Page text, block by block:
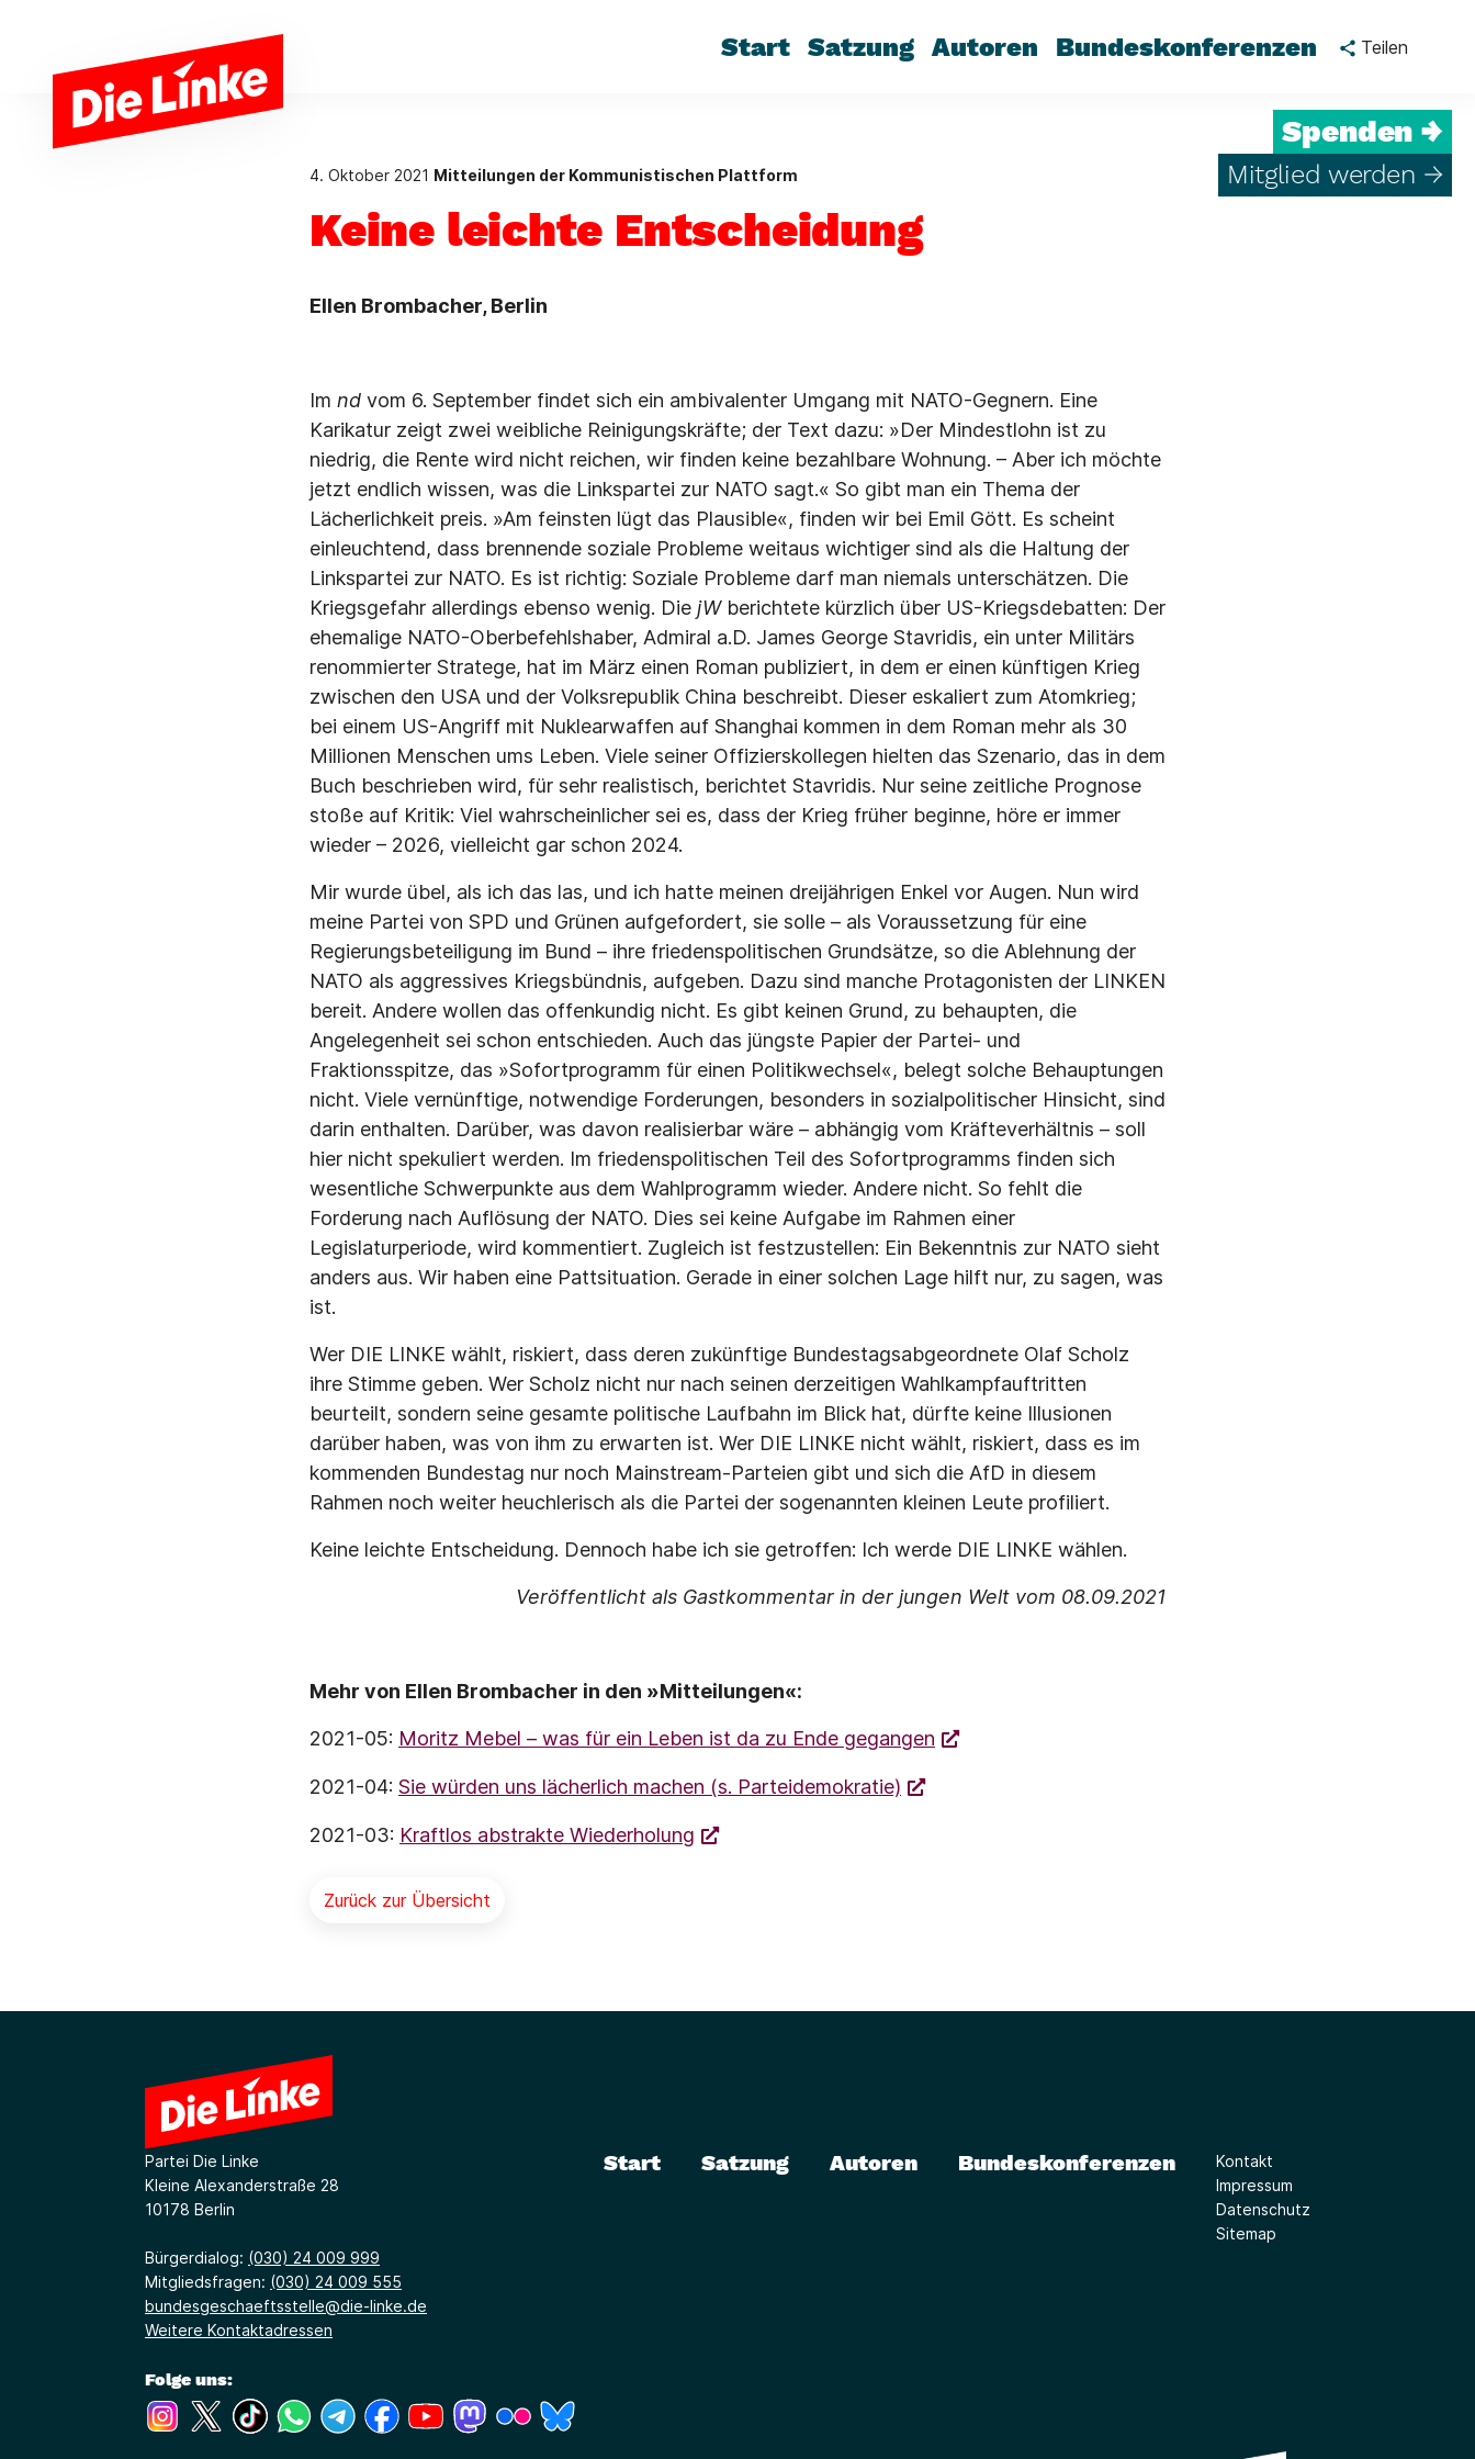
Start Satzung Autoren Bundeskonferenzen Teilen
Spenden →
Mitglied werden →
4. Oktober 2021 Mitteilungen der Kommunistischen Plattform
Keine leichte Entscheidung
Ellen Brombacher, Berlin
Im nd vom 6. September findet sich ein ambivalenter Umgang mit NATO-Gegnern. Eine
Karikatur zeigt zwei weibliche Reinigungskräfte; der Text dazu: »Der Mindestlohn ist zu
niedrig, die Rente wird nicht reichen, wir finden keine bezahlbare Wohnung. – Aber ich möchte
jetzt endlich wissen, was die Linkspartei zur NATO sagt.« So gibt man ein Thema der
Lächerlichkeit preis. »Am feinsten lügt das Plausible«, finden wir bei Emil Gött. Es scheint
einleuchtend, dass brennende soziale Probleme weitaus wichtiger sind als die Haltung der
Linkspartei zur NATO. Es ist richtig: Soziale Probleme darf man niemals unterschätzen. Die
Kriegsgefahr allerdings ebenso wenig. Die jWberichtete kürzlich über US-Kriegsdebatten: Der
ehemalige NATO-Oberbefehlshaber, Admiral a.D. James George Stavridis, ein unter Militärs
renommierter Stratege, hat im März einen Roman publiziert, in dem er einen künftigen Krieg
zwischen den USA und der Volksrepublik China beschreibt. Dieser eskaliert zum Atomkrieg;
bei einem US-Angriff mit Nuklearwaffen auf Shanghai kommen in dem Roman mehr als 30
Millionen Menschen ums Leben. Viele seiner Offizierskollegen hielten das Szenario, das in dem
Buch beschrieben wird, für sehr realistisch, berichtet Stavridis. Nur seine zeitliche Prognose
stoße auf Kritik: Viel wahrscheinlicher sei es, dass der Krieg früher beginne, höre er immer
wieder – 2026, vielleicht gar schon 2024.
Mir wurde übel, als ich das las, und ich hatte meinen dreijährigen Enkel vor Augen. Nun wird
meine Partei von SPD und Grünen aufgefordert, sie solle – als Voraussetzung für eine
Regierungsbeteiligung im Bund – ihre friedenspolitischen Grundsätze, so die Ablehnung der
NATO als aggressives Kriegsbündnis, aufgeben. Dazu sind manche Protagonisten der LINKEN
bereit. Andere wollen das offenkundig nicht. Es gibt keinen Grund, zu behaupten, die
Angelegenheit sei schon entschieden. Auch das jüngste Papier der Partei- und
Fraktionsspitze, das »Sofortprogramm für einen Politikwechsel«, belegt solche Behauptungen
nicht. Viele vernünftige, notwendige Forderungen, besonders in sozialpolitischer Hinsicht, sind
darin enthalten. Darüber, was davon realisierbar wäre – abhängig vom Kräfteverhältnis – soll
hier nicht spekuliert werden. Im friedenspolitischen Teil des Sofortprogramms finden sich
wesentliche Schwerpunkte aus dem Wahlprogramm wieder. Andere nicht. So fehlt die
Forderung nach Auflösung der NATO. Dies sei keine Aufgabe im Rahmen einer
Legislaturperiode, wird kommentiert. Zugleich ist festzustellen: Ein Bekenntnis zur NATO sieht
anders aus. Wir haben eine Pattsituation. Gerade in einer solchen Lage hilft nur, zu sagen, was
ist.
Wer DIE LINKE wählt, riskiert, dass deren zukünftige Bundestagsabgeordnete Olaf Scholz
ihre Stimme geben. Wer Scholz nicht nur nach seinen derzeitigen Wahlkampfauftritten
beurteilt, sondern seine gesamte politische Laufbahn im Blick hat, dürfte keine Illusionen
darüber haben, was von ihm zu erwarten ist. Wer DIE LINKE nicht wählt, riskiert, dass es im
kommenden Bundestag nur noch Mainstream-Parteien gibt und sich die AfD in diesem
Rahmen noch weiter heuchlerisch als die Partei der sogenannten kleinen Leute profiliert.
Keine leichte Entscheidung. Dennoch habe ich sie getroffen: Ich werde DIE LINKE wählen.
Veröffentlicht als Gastkommentar in der jungen Welt vom 08.09.2021
Mehr von Ellen Brombacher in den »Mitteilungen«:
2021-05: Moritz Mebel – was für ein Leben ist da zu Ende gegangen
2021-04: Sie würden uns lächerlich machen (s. Parteidemokratie)
2021-03: Kraftlos abstrakte Wiederholung
Zurück zur Übersicht
Partei Die Linke
Kleine Alexanderstraße 28
10178 Berlin
Bürgerdialog: (030) 24 009 999
Mitgliedsfragen: (030) 24 009 555
bundesgeschaeftsstelle@die-linke.de
Weitere Kontaktadressen
Folge uns:
(Link öffnet ein neues Fenster)
(Link öffnet ein neues Fenster)
(Link öffnet ein neues Fenster)
(Link öffnet ein neues Fenster)
(Link öffnet ein neues Fenster)
(Link öffnet ein neues Fenster)
(Link öffnet ein neues Fenster)
(Link öffnet ein neues Fenster)
(Link öffnet ein neues Fenster)
Start Satzung Autoren Bundeskonferenzen
Kontakt
Impressum
Datenschutz
Sitemap